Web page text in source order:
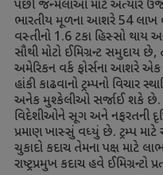
પછી જન્મેલાઓ માટે અત્યારે
ભારતીય મૂળના આશરે54લાખ
વસ્તીનો 1.6 ટકા હિસ્સો થાય
સૌથી મોટો ઈમિગ્રન્ટ સમુદાય છે,
અમેરિકન વર્ક ફોર્સના આશરે
હાંકી કાઢવાનો ટ્રમ્પનો વિચાર
અનેક મુશ્કેલીઓ સર્જાઈ શકે છે.
વિદેશીઓને સૂગ અને નફરતની
પ્રમાણ ખાસ્સું વધ્યું છે. ટ્રમ્પ
ચુકાદો કદાચ તેમના પક્ષ માટે
રાષ્ટ્રપ્રમુખ કદાચ હવે ઈમિગ્રન્ટો